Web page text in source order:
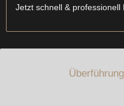
Jetzt schnell & professionell